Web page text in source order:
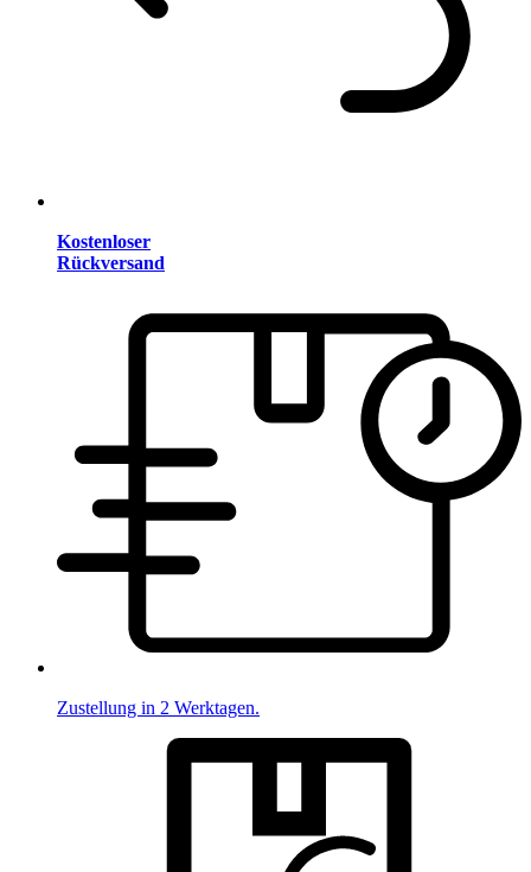
Kostenloser
Rückversand
Zustellung in 2 Werktagen.